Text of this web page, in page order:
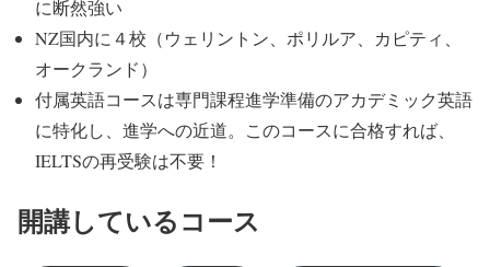
に断然強い
NZ国内に４校（ウェリントン、ポリルア、カピティ、
オークランド）
付属英語コースは専門課程進学準備のアカデミック英語
に特化し、進学への近道。このコースに合格すれば、
IELTSの再受験は不要！
開講しているコース